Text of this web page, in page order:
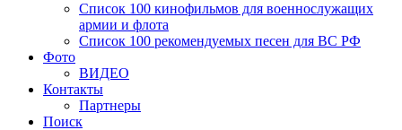
Список 100 кинофильмов для военнослужащих
армии и флота
Список 100 рекомендуемых песен для ВС РФ
Фото
ВИДЕО
Контакты
Партнеры
Поиск